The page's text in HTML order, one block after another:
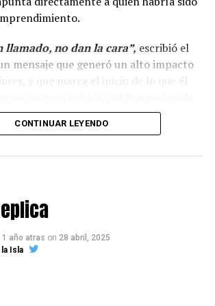
llamado, no dan la cara”, escribió el
mensaje que generó un alto impacto
y que marca el inicio de lo que él
todos, ya ha
más casi dos mes
ningún llamado
darán la cara
lo que yo con
se hizo.”
CONTINUAR LEYENDO
1 año atras on 28 abril, 2025
la Isla